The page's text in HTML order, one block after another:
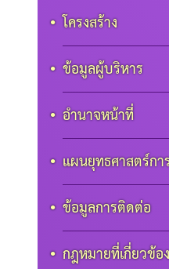
โครงสร้าง
ข้อมูลผู้บริหาร
อำนาจหน้าที่
แผนยุทธศาสตร์ก
ข้อมูลการติดต่อ
กฎหมายที่เกี่ยวข้อง